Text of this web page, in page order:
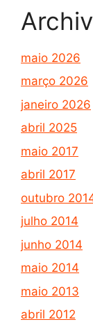
maio 2026
março 2026
janeiro 2026
abril 2025
maio 2017
abril 2017
outubro
julho 2014
junho 2014
maio 2014
maio 2013
abril 2012